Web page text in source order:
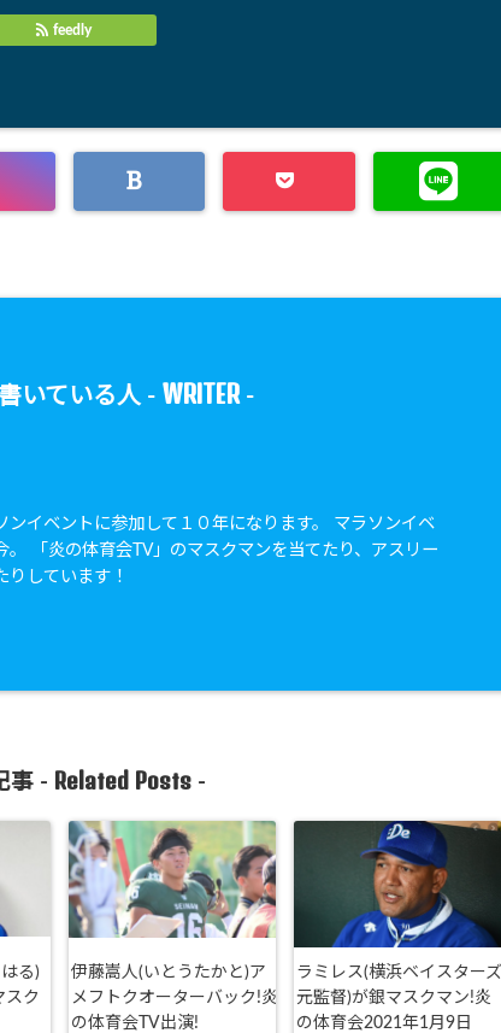
feedly
いている人 - WRITER-
ンイベントに参加して１０年になります。 マラソンイベ
。 「炎の体育会TV」のマスクマンを当てたり、アスリー
りしています！
事 - Related Posts-
る)
スク
伊藤嵩人(いとうたかと)ア
メフトクオーターバック!炎
の体育会TV出演!
ラミレス(横浜ベイスターズ
元監督)が銀マスクマン!炎
の体育会2021年1月9日